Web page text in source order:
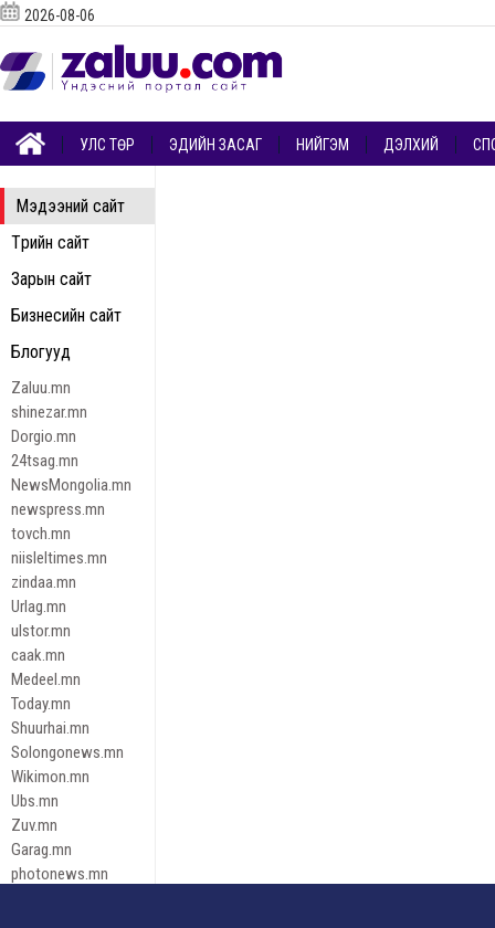
Мэдээний сайт
Төрийн сайт
Зарын сайт
Бизнесийн сайт
Блогууд
Zaluu.mn
shinezar.mn
Dorgio.mn
24tsag.mn
NewsMongolia.mn
newspress.mn
tovch.mn
niisleltimes.mn
zindaa.mn
Urlag.mn
ulstor.mn
caak.mn
Medeel.mn
Today.mn
Shuurhai.mn
Solongonews.mn
Wikimon.mn
Ubs.mn
Zuv.mn
Garag.mn
photonews.mn
2026-08-06
УЛС ТӨР ЭДИЙН ЗАСАГ НИЙГЭМ ДЭЛХИЙ